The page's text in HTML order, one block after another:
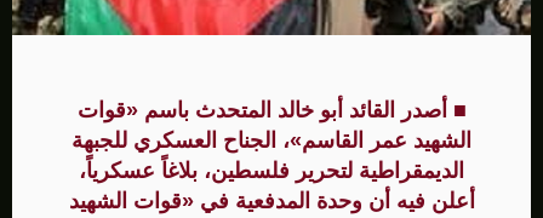
■ أصدر القائد أبو خالد المتحدث باسم «قوات
الشهيد عمر القاسم»، الجناح العسكري للجبهة
الديمقراطية لتحرير فلسطين، بلاغاً عسكرياً،
أعلن فيه أن وحدة المدفعية في «قوات الشهيد